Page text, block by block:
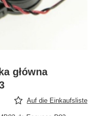
główna
Auf die Einkaufsliste